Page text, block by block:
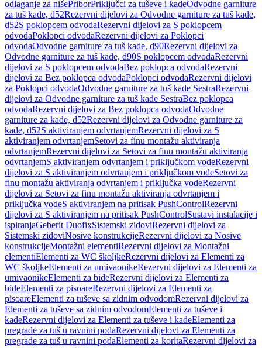
odlaganje za nišePriborPriključci za tuševe i kadeOdvodne garniture
za tuš kade, d52Rezervni dijelovi za Odvodne garniture za tuš kade,
d52S poklopcem odvodaRezervni dijelovi za S poklopcem
odvodaPoklopci odvodaRezervni dijelovi za Poklopci
odvodaOdvodne garniture za tuš kade, d90Rezervni dijelovi za
Odvodne garniture za tuš kade, d90S poklopcem odvodaRezervni
dijelovi za S poklopcem odvodaBez poklopca odvodaRezervni
dijelovi za Bez poklopca odvodaPoklopci odvodaRezervni dijelovi
za Poklopci odvodaOdvodne garniture za tuš kade SestraRezervni
dijelovi za Odvodne garniture za tuš kade SestraBez poklopca
odvodaRezervni dijelovi za Bez poklopca odvodaOdvodne
garniture za kade, d52Rezervni dijelovi za Odvodne garniture za
kade, d52S aktiviranjem odvrtanjemRezervni dijelovi za S
aktiviranjem odvrtanjemSetovi za finu montažu aktiviranja
odvrtanjemRezervni dijelovi za Setovi za finu montažu aktiviranja
odvrtanjemS aktiviranjem odvrtanjem i priključkom vodeRezervni
dijelovi za S aktiviranjem odvrtanjem i priključkom vodeSetovi za
finu montažu aktiviranja odvrtanjem i priključka vodeRezervni
dijelovi za Setovi za finu montažu aktiviranja odvrtanjem i
priključka vodeS aktiviranjem na pritisak PushControlRezervni
dijelovi za S aktiviranjem na pritisak PushControlSustavi instalacije i
ispiranjaGeberit DuofixSistemski zidoviRezervni dijelovi za
Sistemski zidoviNosive konstrukcijeRezervni dijelovi za Nosive
konstrukcijeMontažni elementiRezervni dijelovi za Montažni
elementiElementi za WC školjkeRezervni dijelovi za Elementi za
WC školjkeElementi za umivaonikeRezervni dijelovi za Elementi za
umivaonikeElementi za bideRezervni dijelovi za Elementi za
bideElementi za pisoareRezervni dijelovi za Elementi za
pisoareElementi za tuševe sa zidnim odvodomRezervni dijelovi za
Elementi za tuševe sa zidnim odvodomElementi za tuševe i
kadeRezervni dijelovi za Elementi za tuševe i kadeElementi za
pregrade za tuš u ravnini podaRezervni dijelovi za Elementi za
pregrade za tuš u ravnini podaElementi za koritaRezervni dijelovi za